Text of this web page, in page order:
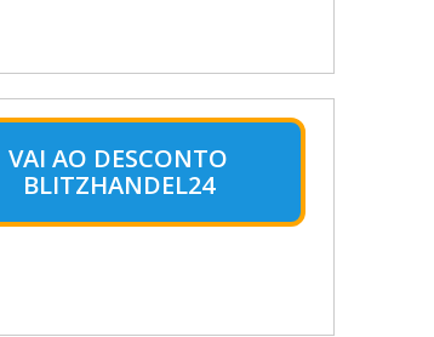
VAI AO DESCONTO
BLITZHANDEL24